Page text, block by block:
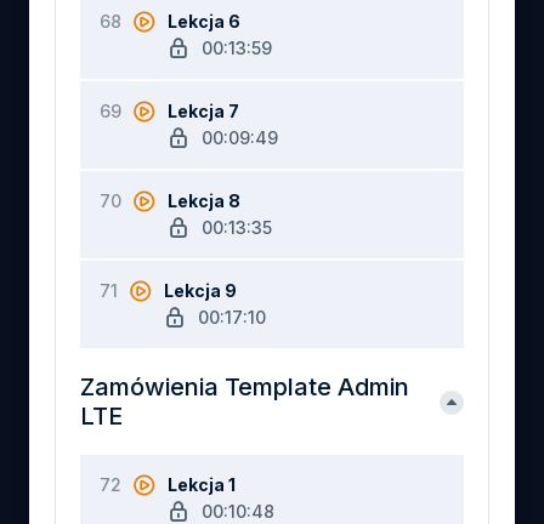
68
Lekcja 6
00:13:59
69
Lekcja 7
00:09:49
70
Lekcja 8
00:13:35
71
Lekcja 9
00:17:10
Zamówienia Template Admin
LTE
72
Lekcja 1
00:10:48